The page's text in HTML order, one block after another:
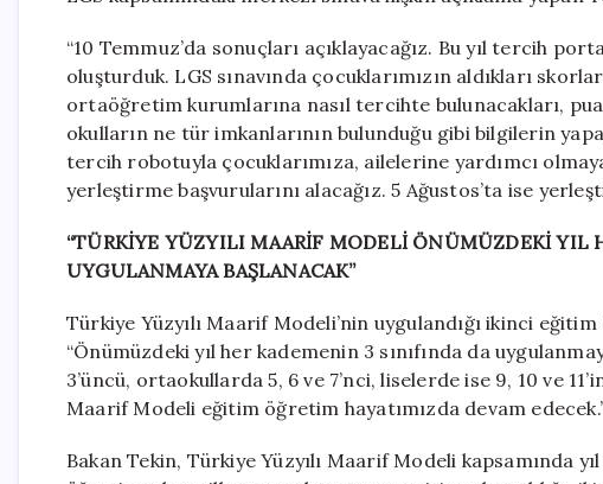
“10 Temmuz’da sonuçları açıklayacağız. Bu yıl tercih
oluşturduk. LGS sınavında çocuklarımızın aldıkları
ortaöğretim kurumlarına nasıl tercihte bulunacakları,
okulların ne tür imkanlarının bulunduğu gibi bilgilerin
tercih robotuyla çocuklarımıza, ailelerine yardımcı
yerleştirme başvurularını alacağız. 5 Ağustos’ta ise
“TÜRKİYE YÜZYILI MAARİF MODELİ ÖNÜMÜZDEKİ YIL
UYGULANMAYA BAŞLANACAK”
Türkiye Yüzyılı Maarif Modeli’nin uygulandığı ikinci
“Önümüzdeki yıl her kademenin 3 sınıfında da
3’üncü, ortaokullarda 5, 6 ve 7’nci, liselerde ise 9, 10 ve
Maarif Modeli eğitim öğretim hayatımızda devam
Bakan Tekin, Türkiye Yüzyılı Maarif Modeli kapsamında